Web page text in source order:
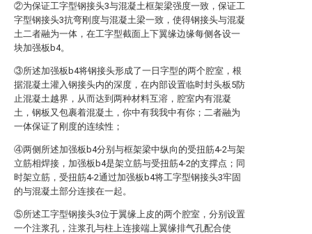
②为保证工字型钢接头3与混凝土框架梁强度一致，保证工
字型钢接头3抗弯刚度与混凝土梁一致，使得钢接头与混凝
土二者融为一体，在工字型截面上下翼缘边缘每侧各设一
块加强板b4。
③所述加强板b4将钢接头形成了一日字型的两个腔室，根
据混凝土灌入钢接头内的深度，在内部设置临时封头板5防
止混凝土越界，从而达到两种材料互溶，腔室内有混凝
土，钢板又包裹着混凝土，你中有我我中有你；二者融为
一体保证了刚度的连续性；
④两侧所述加强板b4分别与框架梁中纵向的受扭筋4-2与架
立筋相焊接，加强板b4是架立筋与受扭筋4-2的支撑点；同
时架立筋，受扭筋4-2通过加强板b4将工字型钢接头3牢固
的与混凝土部分连接在一起。
⑤所述工字型钢接头3位于翼缘上皮的两个腔室，分别设置
一个注浆孔，注浆孔与柱上连接端上翼缘排气孔配合使